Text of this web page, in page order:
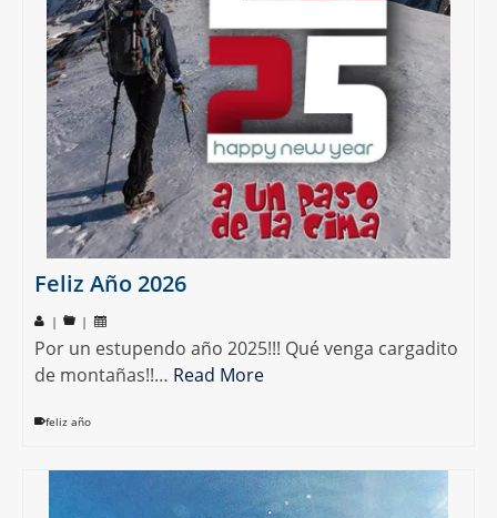
Feliz Año 2026
| |
Por un estupendo año 2025!!! Qué venga cargadito
de montañas!!… Read More
feliz año